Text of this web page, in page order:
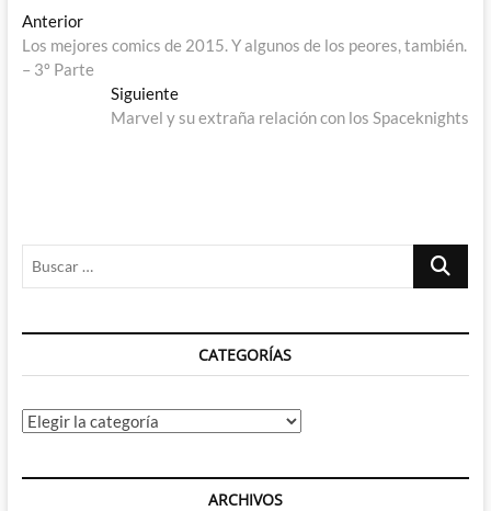
Navegación
de
entradas
AnteriorEntrada
anterior:
Los mejores comics de 2015. Y algunos de los peores, también.
– 3º Parte
SiguienteEntrada
siguiente:
Marvel y su extraña relación con los Spaceknights
Buscar
CATEGORÍAS
Categorías
ARCHIVOS